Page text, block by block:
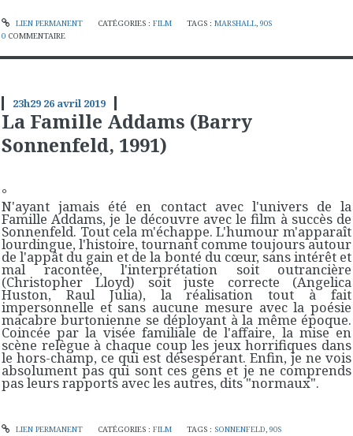
LIEN PERMANENT CATÉGORIES : FILM TAGS :MARSHALL,90S
0 COMMENTAIRE
23h29 26 avril 2019
La Famille Addams (Barry
Sonnenfeld, 1991)
°
N'ayant jamais été en contact avec l'univers de la
Famille Addams, je le découvre avec le film à succès de
Sonnenfeld. Tout cela m'échappe. L'humour m'apparaît
lourdingue, l'histoire, tournant comme toujours autour
de l'appât du gain et de la bonté du cœur, sans intérêt et
mal racontée, l'interprétation soit outrancière
(Christopher Lloyd) soit juste correcte (Angelica
Huston, Raul Julia), la réalisation tout à fait
impersonnelle et sans aucune mesure avec la poésie
macabre burtonienne se déployant à la même époque.
Coincée par la visée familiale de l'affaire, la mise en
scène relègue à chaque coup les jeux horrifiques dans
le hors-champ, ce qui est désespérant. Enfin, je ne vois
absolument pas qui sont ces gens et je ne comprends
pas leurs rapports avec les autres, dits "normaux".
LIEN PERMANENT CATÉGORIES : FILM TAGS : SONNENFELD,90S